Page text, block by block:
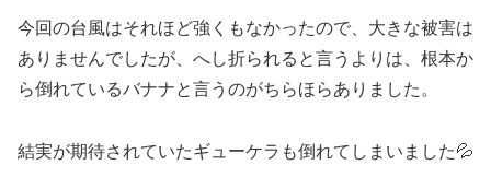
今回の台風はそれほど強くもなかったので、大きな被害は
ありませんでしたが、へし折られると言うよりは、根本か
ら倒れているバナナと言うのがちらほらありました。
結実が期待されていたギューケラも倒れてしまいました💦